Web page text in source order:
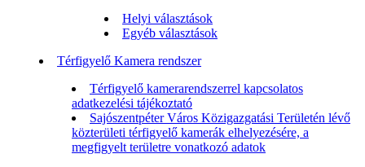
Helyi választások
Egyéb választások
Térfigyelő Kamera rendszer
Térfigyelő kamerarendszerrel kapcsolatos
adatkezelési tájékoztató
Sajószentpéter Város Közigazgatási Területén lévő
közterületi térfigyelő kamerák elhelyezésére, a
megfigyelt területre vonatkozó adatok